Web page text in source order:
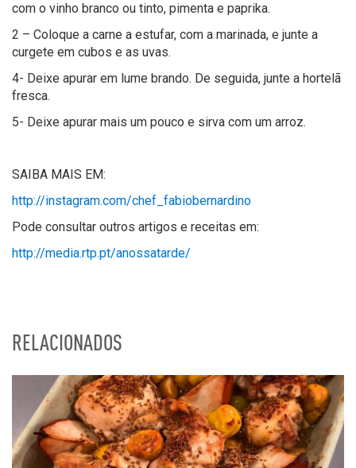
com o vinho branco ou tinto, pimenta e paprika.
2 – Coloque a carne a estufar, com a marinada, e junte a
curgete em cubos e as uvas.
4- Deixe apurar em lume brando. De seguida, junte a hortelã
fresca.
5- Deixe apurar mais um pouco e sirva com um arroz.
SAIBA MAIS EM:
http://instagram.com/chef_fabiobernardino
Pode consultar outros artigos e receitas em:
http://media.rtp.pt/anossatarde/
RELACIONADOS